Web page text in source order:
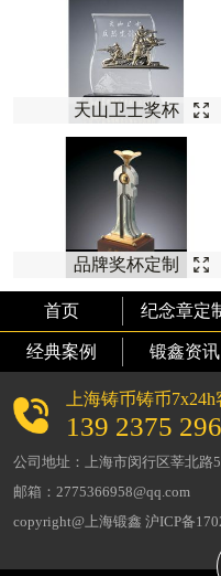
天山卫士奖杯
品牌奖杯定制
首页 纪念章定
经典案例 锻鑫资讯
上海铸币铸币
139 2375
公司地址：上海市闵行区莘北路
邮箱：2775366958@qq.com
copyright@上海锻鑫 沪ICP备